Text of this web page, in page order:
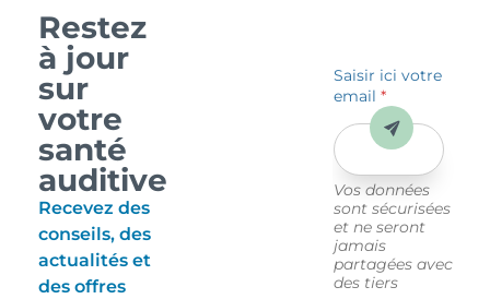
Restez
à jour
sur
votre
santé
auditive
Recevez des
conseils, des
actualités et
des offres
Saisir ici votre
email*
Vos données
sont sécurisées
et ne seront
jamais
partagées avec
des tiers
Envoyer